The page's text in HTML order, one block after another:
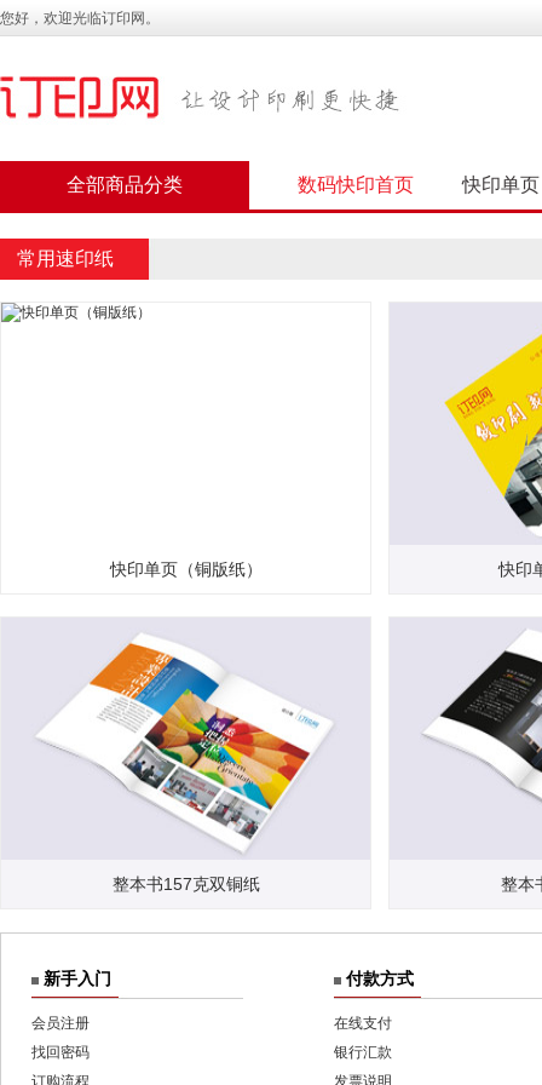
您好，欢迎光临订印网。
全部商品分类 数码快印首页 快印单页
常用速印纸
快印单页（铜版纸） 快印
整本书157克双铜纸 整本
新手入门
会员注册
找回密码
订购流程
付款方式
在线支付
银行汇款
发票说明